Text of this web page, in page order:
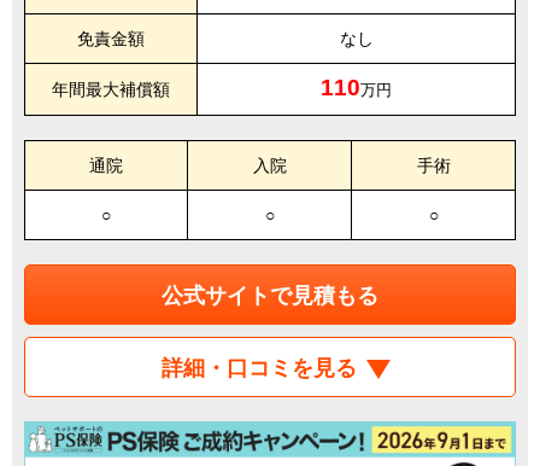
免責金額 なし
年間最大補償額 110万円
通院 入院 手術
○ ○ ○
公式サイトで見積もる
詳細・口コミを見る